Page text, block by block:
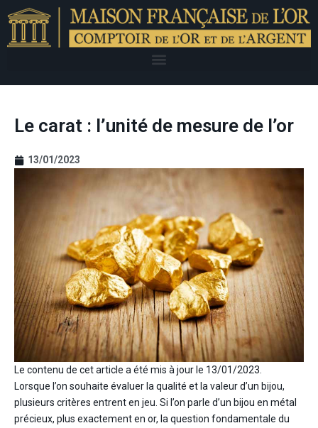
Le carat : l’unité de mesure de l’or
13/01/2023
Le contenu de cet article a été mis à jour le 13/01/2023.
Lorsque l’on souhaite évaluer la qualité et la valeur d’un bijou,
plusieurs critères entrent en jeu. Si l’on parle d’un bijou en métal
précieux, plus exactement en or, la question fondamentale du